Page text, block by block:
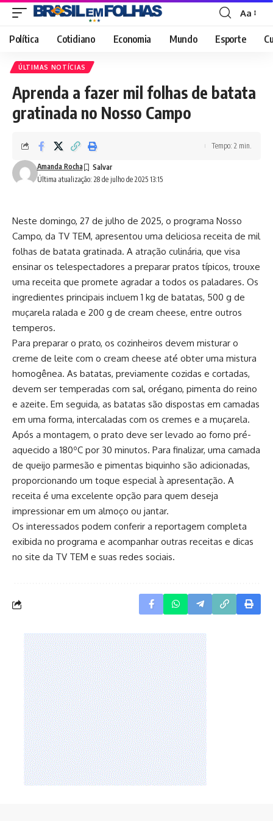
Font
Resizer
Aa
Política Cotidiano Economia Mundo Esporte
ÚLTIMAS NOTÍCIAS
Aprenda a fazer mil folhas de batata
gratinada no Nosso Campo
Última atualização: 28 de julho de 2025 13:15
Amanda Rocha
Tempo: 2 min.
Neste domingo, 27 de julho de 2025, o programa Nosso
Campo, da TV TEM, apresentou uma deliciosa receita de mil
folhas de batata gratinada. A atração culinária, que visa
ensinar os telespectadores a preparar pratos típicos, trouxe
uma receita que promete agradar a todos os paladares. Os
ingredientes principais incluem 1 kg de batatas, 500 g de
muçarela ralada e 200 g de cream cheese, entre outros
temperos.
Para preparar o prato, os cozinheiros devem misturar o
creme de leite com o cream cheese até obter uma mistura
homogênea. As batatas, previamente cozidas e cortadas,
devem ser temperadas com sal, orégano, pimenta do reino
e azeite. Em seguida, as batatas são dispostas em camadas
em uma forma, intercaladas com os cremes e a muçarela.
Após a montagem, o prato deve ser levado ao forno pré-
aquecido a 180ºC por 30 minutos. Para finalizar, uma camada
de queijo parmesão e pimentas biquinho são adicionadas,
proporcionando um toque especial à apresentação. A
receita é uma excelente opção para quem deseja
impressionar em um almoço ou jantar.
Os interessados podem conferir a reportagem completa
exibida no programa e acompanhar outras receitas e dicas
no site da TV TEM e suas redes sociais.